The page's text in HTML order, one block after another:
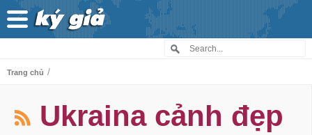
Trang chủ /
Ukraina cảnh đẹp